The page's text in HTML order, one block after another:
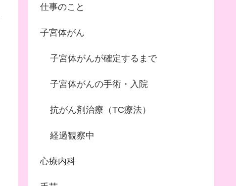
仕事のこと
子宮体がん
子宮体がんが確定するまで
子宮体がんの手術・入院
抗がん剤治療（TC療法）
経過観察中
心療内科